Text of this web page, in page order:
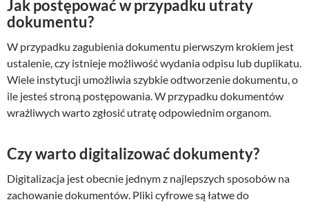
Jak postępować w przypadku utraty
dokumentu?
W przypadku zagubienia dokumentu pierwszym krokiem jest
ustalenie, czy istnieje możliwość wydania odpisu lub duplikatu.
Wiele instytucji umożliwia szybkie odtworzenie dokumentu, o
ile jesteś stroną postępowania. W przypadku dokumentów
wrażliwych warto zgłosić utratę odpowiednim organom.
Czy warto digitalizować dokumenty?
Digitalizacja jest obecnie jednym z najlepszych sposobów na
zachowanie dokumentów. Pliki cyfrowe są łatwe do